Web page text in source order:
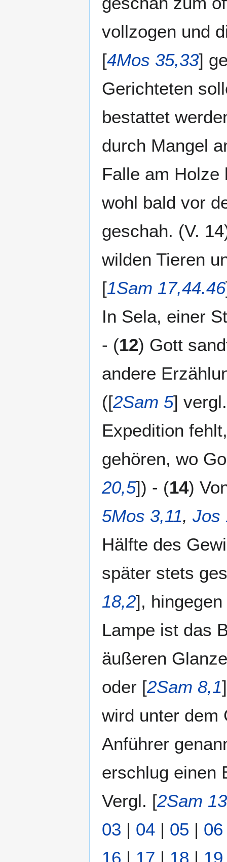
vollzogen und
[4Mos 35,33]
Gerichteten
bestattet
durch Mangel
Falle am Holze
wohl bald vor
geschah. (V.
wilden Tieren
[1Sam 17,44.46
In Sela, einer
- (12) Gott
andere
([2Sam 5]
Expedition
gehören, wo
20,5]) - (14)
5Mos 3,11, Jos
Hälfte des
später stets
18,2], hingegen
Lampe ist das
äußeren
oder [2Sam 8,1
wird unter dem
Anführer
erschlug einen
Vergl. [2Sam
03 | 04 | 05 | 06
16 | 17 | 18 | 19